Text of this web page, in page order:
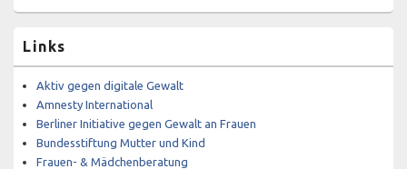
Links
Aktiv gegen digitale Gewalt
Amnesty International
Berliner Initiative gegen Gewalt an Frauen
Bundesstiftung Mutter und Kind
Frauen- & Mädchenberatung